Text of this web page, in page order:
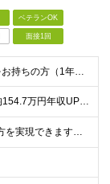
ベテランOK
面接1回
■エンジニアとして実務経験をお持ちの方（1年以上） ■学歴不問 ■既卒・第二新卒OK ☆Tech Labの事業内容、ビジョンに共感できる⽅はぜひご応募ください！ ☆意欲重視の採用です！ 「経歴に自信
★入社後全員が年収UP ┗平均154.7万円年収UP！ ┗最大380万円UPの実績も 月給35万円～100万円＋決算賞与＋各種手当 【 給与イメージ 】 ■経験1年以上…月給35万円～＋決算賞与
★全国どこでも、自由な働き方を実現できます！ 全国のプロジェクト先やフルリモート環境での勤務も可能です。 ＼自由度の高い働き方、叶えます／ ・フルリモートで働きたい ・ハイブリットに働きたい ・家庭